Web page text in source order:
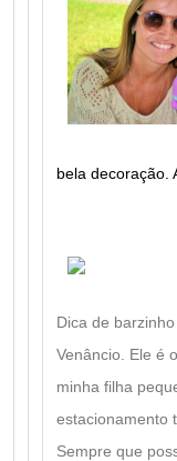
bela decoração.
Dica de
Venâncio. Ele é
minha filha
estacionamento
Sempre que